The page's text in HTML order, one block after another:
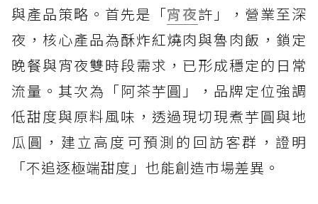
與產品策略。首先是「宵夜許」，營業至深
夜，核心產品為酥炸紅燒肉與魯肉飯，鎖定
晚餐與宵夜雙時段需求，已形成穩定的日常
流量。其次為「阿茶芋圓」，品牌定位強調
低甜度與原料風味，透過現切現煮芋圓與地
瓜圓，建立高度可預測的回訪客群，證明
「不追逐極端甜度」也能創造市場差異。